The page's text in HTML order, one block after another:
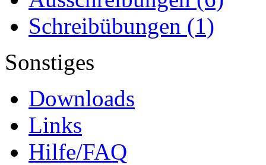
Schreibübungen (1)
Sonstiges
Downloads
Links
Hilfe/FAQ